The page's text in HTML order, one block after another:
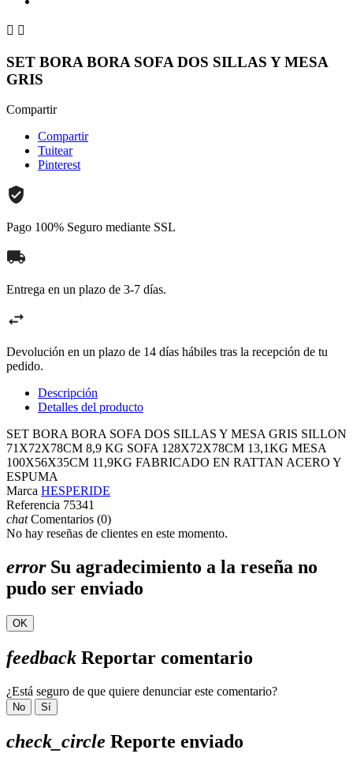
 
SET BORA BORA SOFA DOS SILLAS Y MESA
GRIS
Compartir
Compartir
Tuitear
Pinterest
Pago 100% Seguro mediante SSL
Entrega en un plazo de 3-7 días.
Devolución en un plazo de 14 días hábiles tras la recepción de tu
pedido.
Descripción
Detalles del producto
SET BORA BORA SOFA DOS SILLAS Y MESA GRIS SILLON
71X72X78CM 8,9 KG SOFA 128X72X78CM 13,1KG MESA
100X56X35CM 11,9KG FABRICADO EN RATTAN ACERO Y
ESPUMA
Marca HESPERIDE
Referencia 75341
chatComentarios (0)
No hay reseñas de clientes en este momento.
errorSu agradecimiento a la reseña no
pudo ser enviado
OK
feedback Reportar comentario
¿Está seguro de que quiere denunciar este comentario?
No Sí
check_circle Reporte enviado